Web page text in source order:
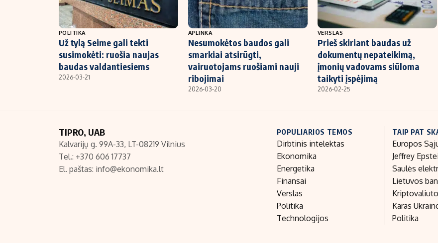
POLITIKA
Už tylą Seime gali tekti
susimokėti: ruošia naujas
baudas valdantiesiems
2026-03-21
APLINKA
Nesumokėtos baudos gali
smarkiai atsirūgti,
vairuotojams ruošiami nauji
ribojimai
2026-03-20
VERSLAS
Prieš skiriant baudas už
dokumentų nepateikimą,
įmonių vadovams siūloma
taikyti įspėjimą
2026-02-25
TIPRO, UAB
Kalvarijų g. 99A-33, LT-08219 Vilnius
Tel.: +370 606 17737
El. paštas: info@ekonomika.lt
POPULIARIOS TEMOS
Dirbtinis intelektas
Ekonomika
Energetika
Finansai
Verslas
Politika
Technologijos
TAIP PAT
Europos
Jeffrey
Saulės
Lietuvos
Karas
Politika